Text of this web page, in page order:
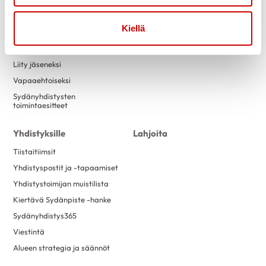
Kiellä
Tapahtumakalenteri
mittaustoiminta
Liity jäseneksi
Vapaaehtoiseksi
Sydänyhdistysten
toimintaesitteet
Laskutustiedot
Yritysyhteistyö
Yhdistyksille
Tiistaitiimsit
Yhdistyspostit ja -tapaamiset
Yhdistystoimijan muistilista
Kiertävä Sydänpiste -hanke
Sydänyhdistys365
Viestintä
Alueen strategia ja säännöt
Lahjoita